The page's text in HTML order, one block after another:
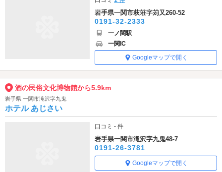
岩手県一関市萩荘字苅又260-52
0191-32-2333
一ノ関駅
一関IC
Googleマップで開く
酒の民俗文化博物館から5.9km
岩手県 一関市滝沢字九鬼
ホテル あじさい
口コミ - 件
岩手県一関市滝沢字九鬼48-7
0191-26-3781
Googleマップで開く